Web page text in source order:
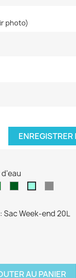
photo)
d'eau
Sac Week-end 20L
AU PANIER